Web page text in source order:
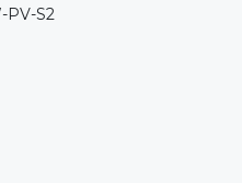
PV-S2